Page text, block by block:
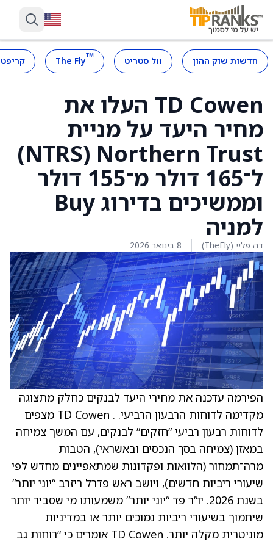
חדשות שוק ההון וול סטריט ™
The Fly
TD Cowen העלו את
מחיר היעד על מניית
Northern Trust ‏(NTRS)
ל־165 דולר מ־155 דולר
וממשיכים בדירוג Buy
למניה
דה פליי (TheFly) 8 בינואר 2026
הפירמה עדכנה את מחירי היעד לבנקים כחלק מתצוגה
מקדימה לדוחות הרבעון הרביעי. . TD Cowen מצפים
לדוחות רבעון רביעי “חזקים” לבנקים, עם המשך צמיחה
במאזן (צמיחה בסך הנכסים ובאשראי), הטבות
מרה־תמחור (הלוואות ופקדונות שמתאפיינים מחדש לפי
שיעורי ריביות חדשים), ויושב ראש פדרל ריזרב “יוני יותר”
בשנת 2026. יו”ר פד “יוני יותר” משמעותו מי שסביר יותר
שיתמוך בשיעורי ריביות נמוכים יותר או במדיניות
מוניטרית מקלה יותר. TD Cowen אומרים כי “רוחות גב